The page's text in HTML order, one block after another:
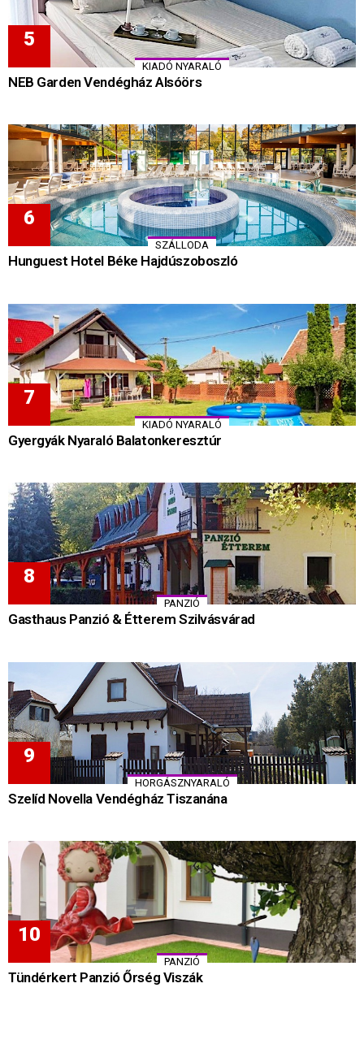
KIADÓ NYARALÓ
NEB Garden Vendégház Alsóörs
SZÁLLODA
Hunguest Hotel Béke Hajdúszoboszló
KIADÓ NYARALÓ
Gyergyák Nyaraló Balatonkeresztúr
PANZIÓ
Gasthaus Panzió & Étterem Szilvásvárad
HORGÁSZNYARALÓ
Szelíd Novella Vendégház Tiszanána
PANZIÓ
Tündérkert Panzió Őrség Viszák